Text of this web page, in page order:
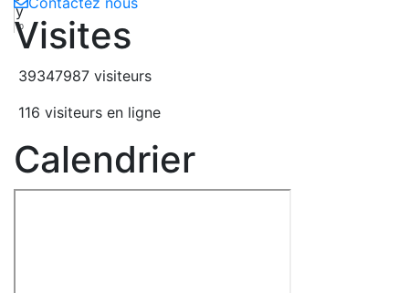
y
10
Visites
39347987 visiteurs
116 visiteurs en ligne
Calendrier